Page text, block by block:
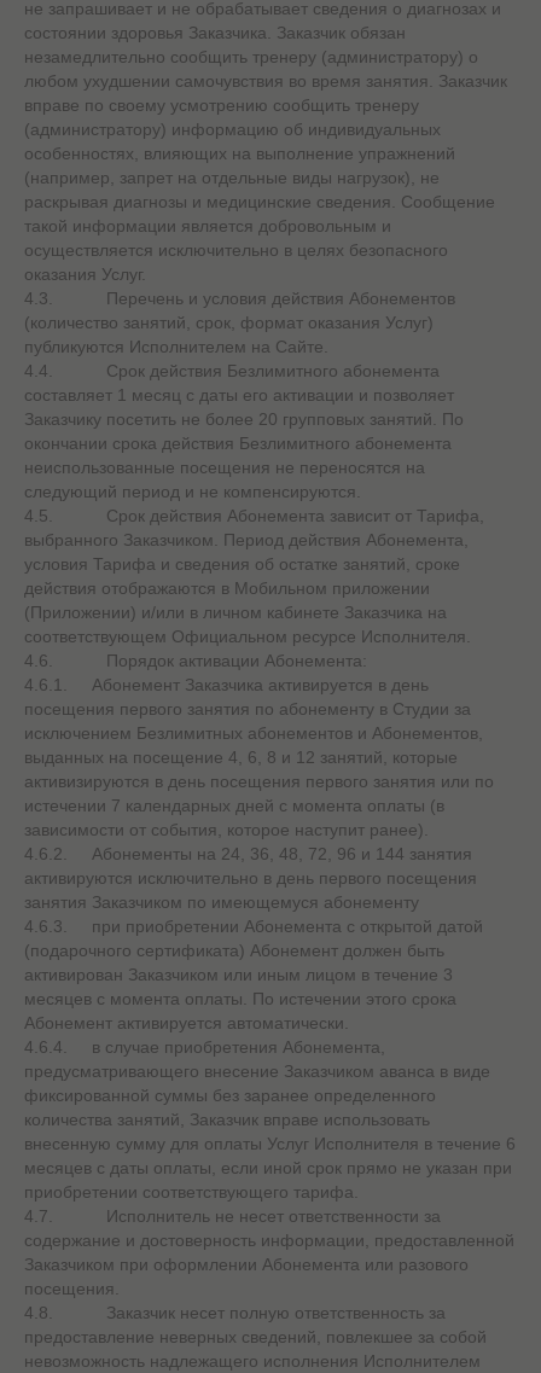
не запрашивает и не обрабатывает сведения о диагнозах и
состоянии здоровья Заказчика. Заказчик обязан
незамедлительно сообщить тренеру (администратору) о
любом ухудшении самочувствия во время занятия. Заказчик
вправе по своему усмотрению сообщить тренеру
(администратору) информацию об индивидуальных
особенностях, влияющих на выполнение упражнений
(например, запрет на отдельные виды нагрузок), не
раскрывая диагнозы и медицинские сведения. Сообщение
такой информации является добровольным и
осуществляется исключительно в целях безопасного
оказания Услуг.
4.3. Перечень и условия действия Абонементов
(количество занятий, срок, формат оказания Услуг)
публикуются Исполнителем на Сайте.
4.4. Срок действия Безлимитного абонемента
составляет 1 месяц с даты его активации и позволяет
Заказчику посетить не более 20 групповых занятий. По
окончании срока действия Безлимитного абонемента
неиспользованные посещения не переносятся на
следующий период и не компенсируются.
4.5. Срок действия Абонемента зависит от Тарифа,
выбранного Заказчиком. Период действия Абонемента,
условия Тарифа и сведения об остатке занятий, сроке
действия отображаются в Мобильном приложении
(Приложении) и/или в личном кабинете Заказчика на
соответствующем Официальном ресурсе Исполнителя.
4.6. Порядок активации Абонемента:
4.6.1. Абонемент Заказчика активируется в день
посещения первого занятия по абонементу в Студии за
исключением Безлимитных абонементов и Абонементов,
выданных на посещение 4, 6, 8 и 12 занятий, которые
активизируются в день посещения первого занятия или по
истечении 7 календарных дней с момента оплаты (в
зависимости от события, которое наступит ранее).
4.6.2. Абонементы на 24, 36, 48, 72, 96 и 144 занятия
активируются исключительно в день первого посещения
занятия Заказчиком по имеющемуся абонементу
4.6.3. при приобретении Абонемента с открытой датой
(подарочного сертификата) Абонемент должен быть
активирован Заказчиком или иным лицом в течение 3
месяцев с момента оплаты. По истечении этого срока
Абонемент активируется автоматически.
4.6.4. в случае приобретения Абонемента,
предусматривающего внесение Заказчиком аванса в виде
фиксированной суммы без заранее определенного
количества занятий, Заказчик вправе использовать
внесенную сумму для оплаты Услуг Исполнителя в течение 6
месяцев с даты оплаты, если иной срок прямо не указан при
приобретении соответствующего тарифа.
4.7. Исполнитель не несет ответственности за
содержание и достоверность информации, предоставленной
Заказчиком при оформлении Абонемента или разового
посещения.
4.8. Заказчик несет полную ответственность за
предоставление неверных сведений, повлекшее за собой
невозможность надлежащего исполнения Исполнителем